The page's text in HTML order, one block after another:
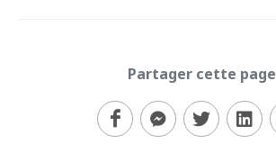
Partager cette page